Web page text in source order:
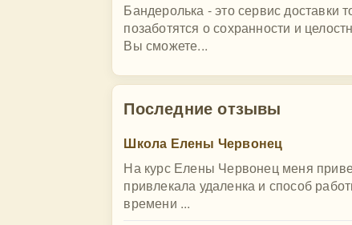
Бандеролька - это сервис
позаботятся о сохранности и
Вы сможете...
Последние отзывы
Школа Елены Червонец
На курс Елены Червонец меня
привлекала удаленка и способ
времени ...